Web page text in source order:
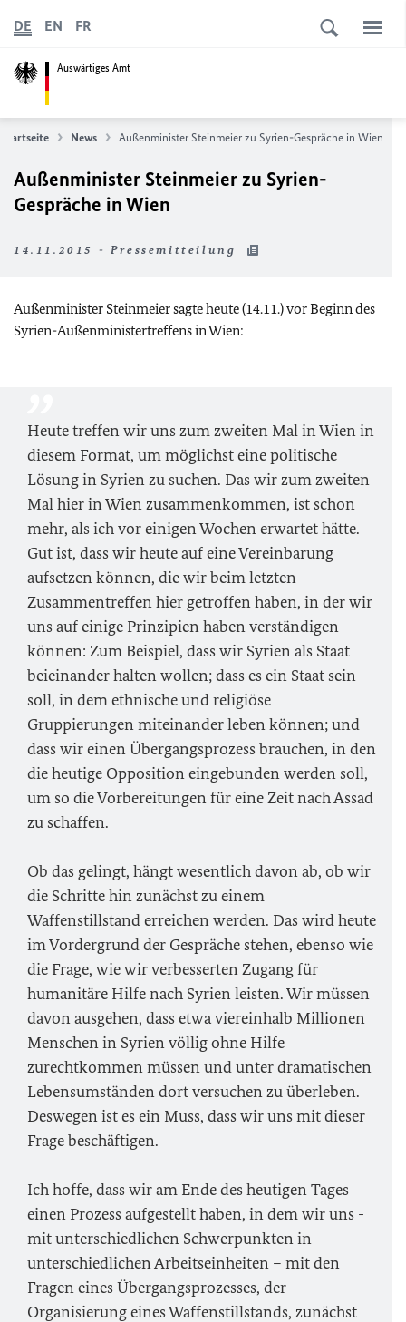
Auswärtiges Amt
DE EN FR
Startseite News Außenminister Steinmeier zu Syrien-Gespräche in Wien
Außenminister Steinmeier zu Syrien-
Gespräche in Wien
14.11.2015 - Pressemitteilung
Außenminister Steinmeier sagte heute (14.11.) vor Beginn des
Syrien-Außenministertreffens in Wien:
Heute treffen wir uns zum zweiten Mal in Wien in
diesem Format, um möglichst eine politische
Lösung in Syrien zu suchen. Das wir zum zweiten
Mal hier in Wien zusammenkommen, ist schon
mehr, als ich vor einigen Wochen erwartet hätte.
Gut ist, dass wir heute auf eine Vereinbarung
aufsetzen können, die wir beim letzten
Zusammentreffen hier getroffen haben, in der wir
uns auf einige Prinzipien haben verständigen
können: Zum Beispiel, dass wir Syrien als Staat
beieinander halten wollen; dass es ein Staat sein
soll, in dem ethnische und religiöse
Gruppierungen miteinander leben können; und
dass wir einen Übergangsprozess brauchen, in den
die heutige Opposition eingebunden werden soll,
um so die Vorbereitungen für eine Zeit nach Assad
zu schaffen.
Ob das gelingt, hängt wesentlich davon ab, ob wir
die Schritte hin zunächst zu einem
Waffenstillstand erreichen werden. Das wird heute
im Vordergrund der Gespräche stehen, ebenso wie
die Frage, wie wir verbesserten Zugang für
humanitäre Hilfe nach Syrien leisten. Wir müssen
davon ausgehen, dass etwa viereinhalb Millionen
Menschen in Syrien völlig ohne Hilfe
zurechtkommen müssen und unter dramatischen
Lebensumständen dort versuchen zu überleben.
Deswegen ist es ein Muss, dass wir uns mit dieser
Frage beschäftigen.
Ich hoffe, dass wir am Ende des heutigen Tages
einen Prozess aufgestellt haben, in dem wir uns -
mit unterschiedlichen Schwerpunkten in
unterschiedlichen Arbeitseinheiten – mit den
Fragen eines Übergangsprozesses, der
Organisierung eines Waffenstillstands, zunächst